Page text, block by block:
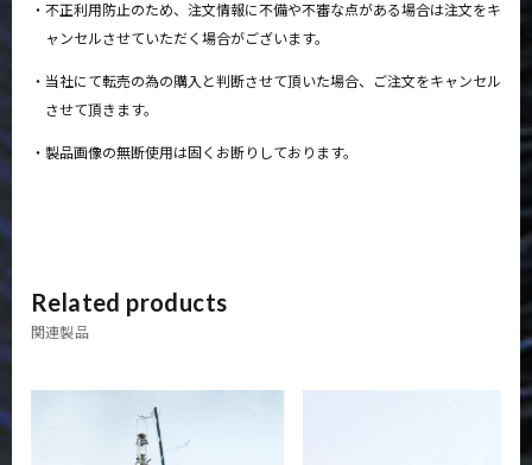
不正利用防止のため、注文情報に不備や不審な点がある場合は注文をキ
ャンセルさせていただく場合がございます。
当社にて転売の為の購入と判断させて頂いた場合、ご注文をキャンセル
させて頂きます。
製品画像の無断使用は固くお断りしております。
Related products
関連製品